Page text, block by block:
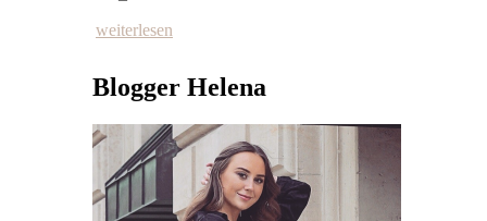
weiterlesen
Blogger Helena